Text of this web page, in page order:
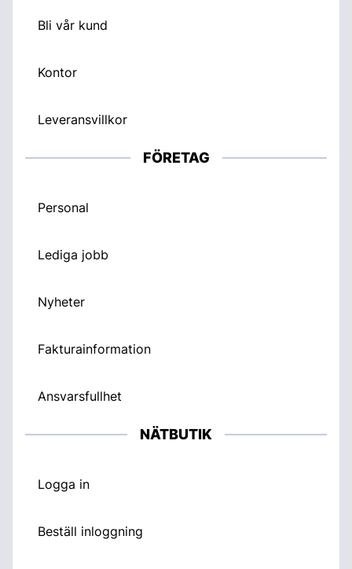
Bli vår kund
Kontor
Leveransvillkor
FÖRETAG
Personal
Lediga jobb
Nyheter
Fakturainformation
Ansvarsfullhet
NÄTBUTIK
Logga in
Beställ inloggning